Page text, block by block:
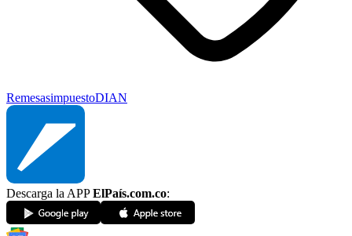
RemesasimpuestoDIAN
Descarga la APPElPaís.com.co: